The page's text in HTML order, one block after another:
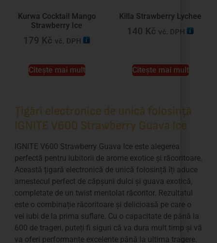
Kurwa Cocktail Mango
Strawberry Ice
179 Kč vč. DPH
Citește mai mult
Killa Strawberry Lychee
140 Kč vč. DPH
Citește mai mult
Țigări electronice de unică folosință
IGNITE V600 Strawberry Guava Ice
IGNITE V600 Strawberry Guava Ice este alegerea
perfectă pentru iubitorii de arome exotice și răcoritoare.
Această țigară electronică de unică folosință îți aduce
amestecul perfect de căpșuni dulci și guava exotică,
completate de un twist mentolat răcoritor. Rezultatul
este o combinație răcoritoare și delicioasă pe care o
vei iubi de la prima suflare. Cu o capacitate de până la
600 de trageri, puteți fi siguri că va dura mult timp și vă
va oferi performanțe excelente până la ultima tragere.